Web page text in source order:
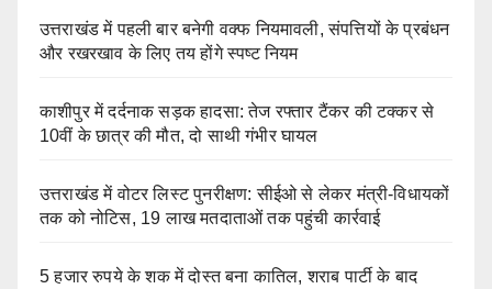
उत्तराखंड में पहली बार बनेगी वक्फ नियमावली, संपत्तियों के प्रबंधन
और रखरखाव के लिए तय होंगे स्पष्ट नियम
काशीपुर में दर्दनाक सड़क हादसा: तेज रफ्तार टैंकर की टक्कर से
10वीं के छात्र की मौत, दो साथी गंभीर घायल
उत्तराखंड में वोटर लिस्ट पुनरीक्षण: सीईओ से लेकर मंत्री-विधायकों
तक को नोटिस, 19 लाख मतदाताओं तक पहुंची कार्रवाई
5 हजार रुपये के शक में दोस्त बना कातिल, शराब पार्टी के बाद